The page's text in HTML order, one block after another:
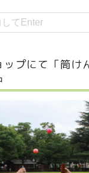
ップにて「筒け